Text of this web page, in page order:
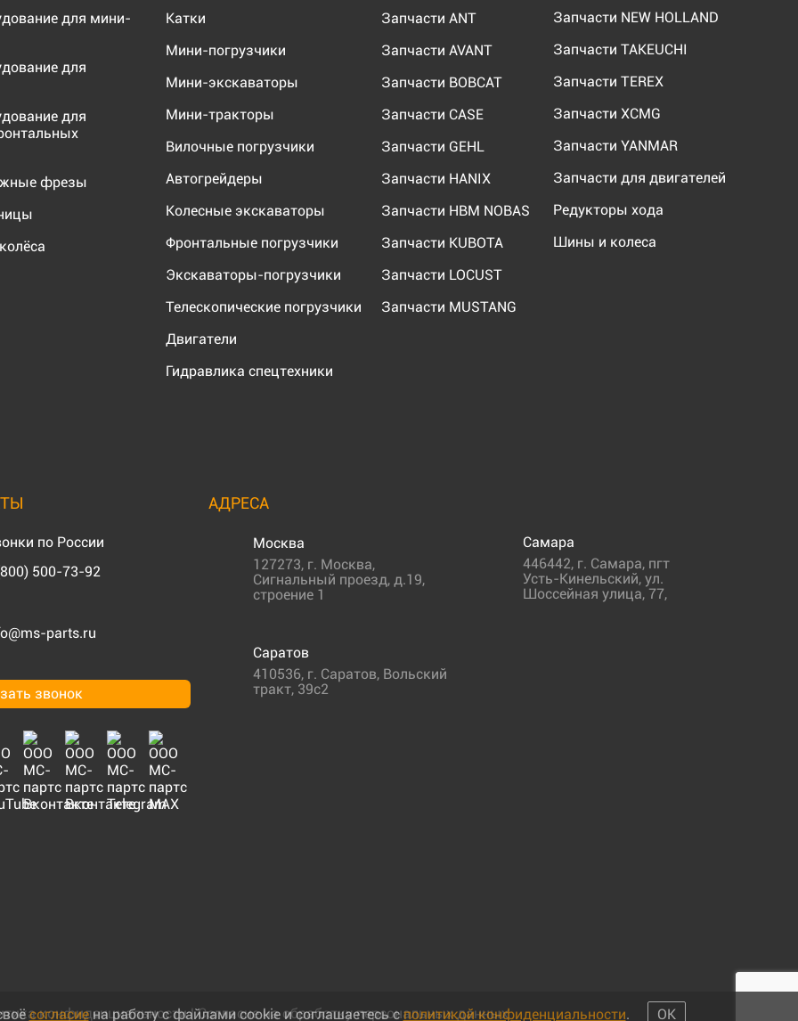
для мини-
для
для
фрезы
Катки
Мини-погрузчики
Мини-экскаваторы
Мини-тракторы
Вилочные погрузчики
Автогрейдеры
Колесные экскаваторы
Фронтальные погрузчики
Экскаваторы-погрузчики
Телескопические погрузчики
Двигатели
Гидравлика спецтехники
Запчасти ANT
Запчасти AVANT
Запчасти BOBCAT
Запчасти CASE
Запчасти GEHL
Запчасти HANIX
Запчасти HBM NOBAS
Запчасти KUBOTA
Запчасти LOCUST
Запчасти MUSTANG
Запчасти NEW HOLLAND
Запчасти TAKEUCHI
Запчасти TEREX
Запчасти XCMG
Запчасти YANMAR
Запчасти для двигателей
Редукторы хода
Шины и колеса
по России
500-73-92
parts.ru
звонок
АДРЕСА
Москва
127273, г. Москва,
Сигнальный проезд, д.19,
строение 1
Саратов
410536, г. Саратов, Вольский
тракт, 39с2
Самара
446442, г. Самара, пгт
Усть-Кинельский, ул.
Шоссейная улица, 77,
конфиденциальности|Согласие на обработку персональных данных
согласиена работу с файлами cookie и соглашаетесь сполитикой конфиденциальности. ОК